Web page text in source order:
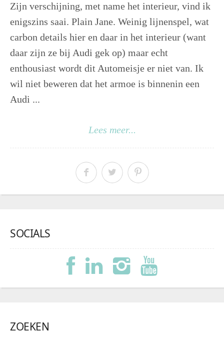
Zijn verschijning, met name het interieur, vind ik
enigszins saai. Plain Jane. Weinig lijnenspel, wat
carbon details hier en daar in het interieur (want
daar zijn ze bij Audi gek op) maar echt
enthousiast wordt dit Automeisje er niet van. Ik
wil niet beweren dat het armoe is binnenin een
Audi ...
Lees meer...
SOCIALS
ZOEKEN